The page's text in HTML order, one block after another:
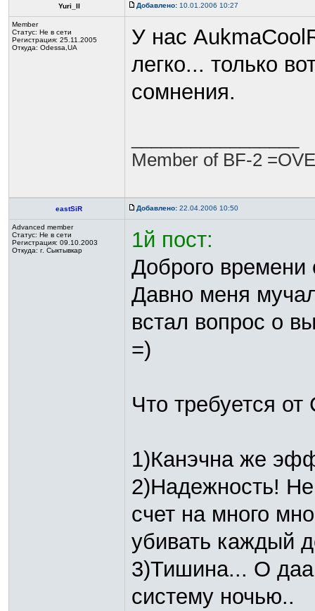
Yuri_II Добавлено: 10.01.2006 10:27
Member
Статус: Не в сети
Регистрация: 25.11.2005
Откуда: Odessa,UA
У нас
легко... только
сомнения.
Member of BF-2
eastSiR Добавлено: 22.04.2006 10:50
Advanced member
Статус: Не в сети
Регистрация: 09.10.2003
Откуда: г. Сыктывкар
1й пост:
Доброго времени
Давно меня
встал вопрос о
=)
Что требуется
1)Канэчна же
2)Надежность!
счет на много
убивать каждый
3)Тишина... О
систему ночью..